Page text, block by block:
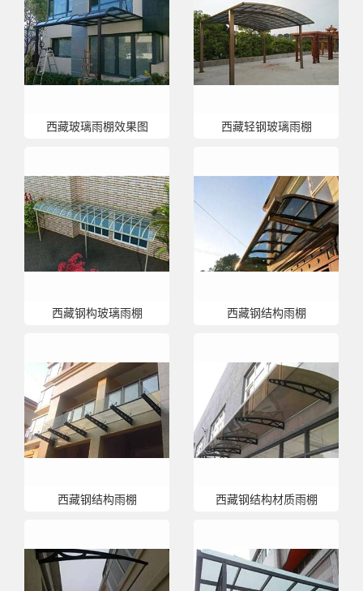
西藏玻璃雨棚效果图 西藏轻钢玻璃雨棚
西藏钢构玻璃雨棚 西藏钢结构雨棚
西藏钢结构雨棚 西藏钢结构材质雨棚